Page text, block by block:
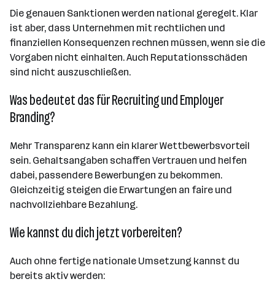
Die genauen Sanktionen werden national geregelt. Klar
ist aber, dass Unternehmen mit rechtlichen und
finanziellen Konsequenzen rechnen müssen, wenn sie die
Vorgaben nicht einhalten. Auch Reputationsschäden
sind nicht auszuschließen.
Was bedeutet das für Recruiting und Employer
Branding?
Mehr Transparenz kann ein klarer Wettbewerbsvorteil
sein. Gehaltsangaben schaffen Vertrauen und helfen
dabei, passendere Bewerbungen zu bekommen.
Gleichzeitig steigen die Erwartungen an faire und
nachvollziehbare Bezahlung.
Wie kannst du dich jetzt vorbereiten?
Auch ohne fertige nationale Umsetzung kannst du
bereits aktiv werden: